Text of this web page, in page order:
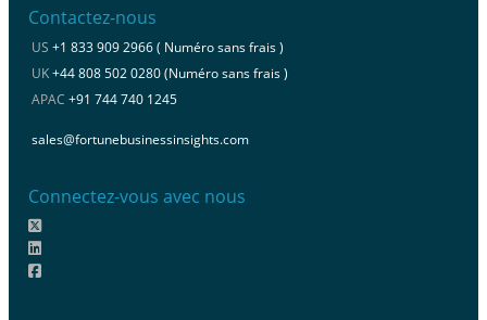
Contactez-nous
US +1 833 909 2966 ( Numéro sans frais )
UK+44 808 502 0280 (Numéro sans frais )
APAC +91 744 740 1245
sales@fortunebusinessinsights.com
Connectez-vous avec nous